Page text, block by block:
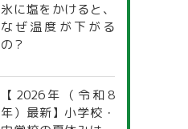
氷に塩をかけると、
なぜ温度が下がる
の？
【2026年（令和8
年）最新】小学校・